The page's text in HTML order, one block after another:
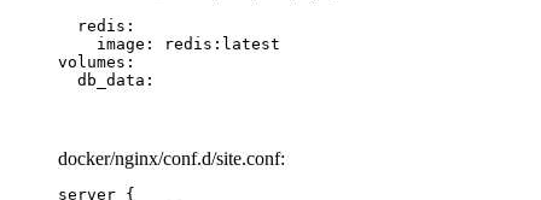
  redis:
    image: redis:latest
volumes:
  db_data:
docker/nginx/conf.d/site.conf:
server {